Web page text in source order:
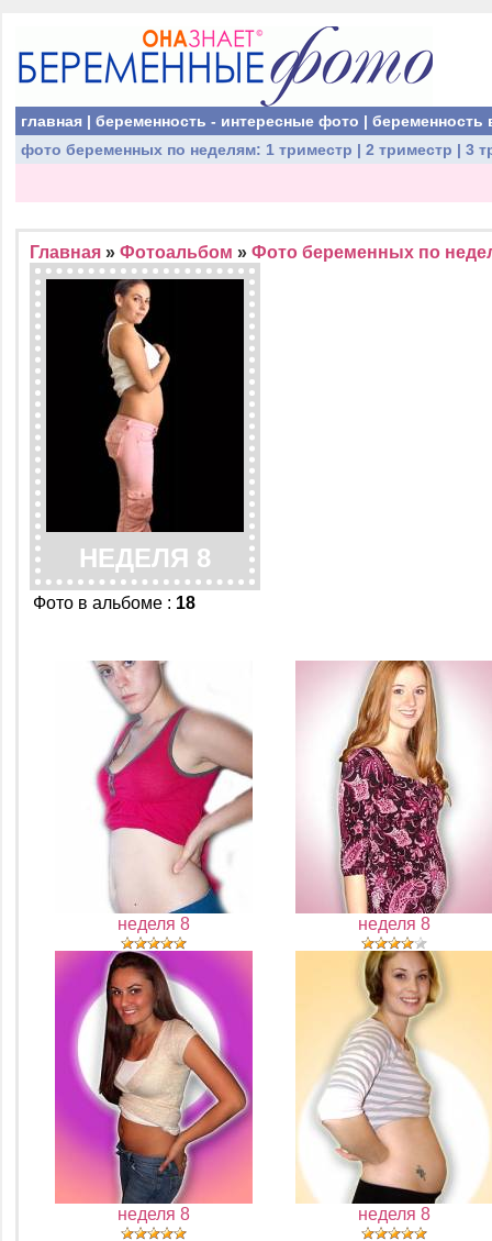
главная | беременность - интересные фото | беременность
фото беременных по неделям: 1 триместр | 2 триместр | 3
Главная » Фотоальбом » Фото беременных по
НЕДЕЛЯ 8
Фото в альбоме : 18
неделя 8 неделя 8
неделя 8 неделя 8